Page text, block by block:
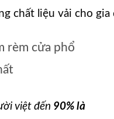
chất liệu vải cho
rèm cửa phổ
việt đến 90% là